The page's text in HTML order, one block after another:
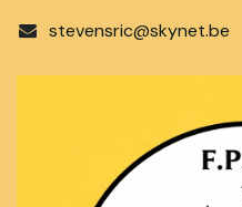
stevensric@skynet.be